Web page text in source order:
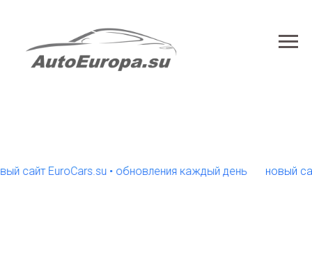
EuroCars.su • обновления каждый день новый сайт